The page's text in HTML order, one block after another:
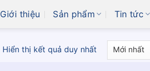
Giới thiệu Sản phẩm Tin tức
Hiển thị kết quả duy nhất